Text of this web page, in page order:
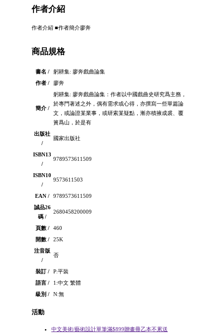
作者介紹
作者介紹 ■作者簡介廖奔
商品規格
書名 /
躬耕集: 廖奔戲曲論集
作者 /
廖奔
簡介 /
躬耕集: 廖奔戲曲論集：作者以中國戲曲史研究爲主務，
於專門著述之外，偶有需求或心得，亦撰寫一些單篇論
文，或論證某業事，或研索某疑點，漸亦積掖成裘、覆
簣爲山，於是有
出版社
/
國家出版社
ISBN13
/
9789573611509
ISBN10
/
9573611503
EAN /
9789573611509
誠品26
碼 /
2680458200009
頁數 /
460
開數 /
25K
注音版
/
否
裝訂 /
P:平裝
語言 /
1:中文 繁體
級別 /
N:無
活動
中文美術/藝術設計單筆滿$899贈畫冊乙本不累送